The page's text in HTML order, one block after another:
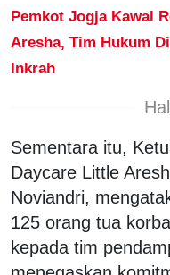
Pemkot Jogja Kawal
Aresha, Tim Hukum
Inkrah
Sementara itu,
Daycare Little
Noviandri,
125 orang tua
kepada tim